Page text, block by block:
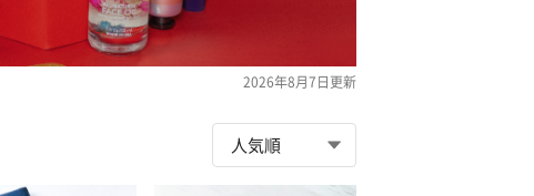
2026年8月7日更新